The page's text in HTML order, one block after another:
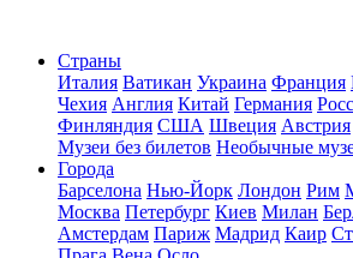
Страны
Италия Ватикан Украина Франция
Чехия Англия Китай Германия
Финляндия США Швеция Австрия
Музеи без билетов Необычные
Города
Барселона Нью-Йорк Лондон Рим
Москва Петербург Киев Милан
Амстердам Париж Мадрид Каир